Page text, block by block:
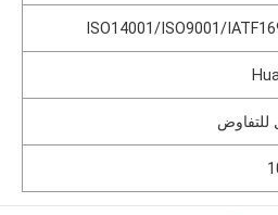
ISO14001/ISO9001/
للتفاوض